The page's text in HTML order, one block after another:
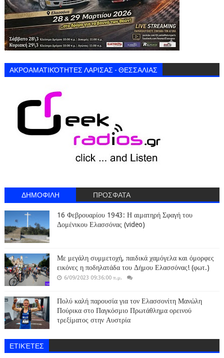
ΑΚΡΟΑΜΑΤΙΚΌΤΗΤΕΣ ΛΑΡΙΣΑΣ - ΘΕΣΣΑΛΙΑΣ
ΔΗΜΟΦΙΛΗ ΠΡΟΣΦΑΤΑ
16 Φεβρουαρίου 1943: Η αιματηρή Σφαγή του
Δομένικου Ελασσόνας (video)
Με μεγάλη συμμετοχή, παιδικά χαμόγελα και όμορφες
εικόνες η ποδηλατάδα του Δήμου Ελασσόνας! (φωτ.)
6/09/2023 09:36:00 π.μ.
Πολύ καλή παρουσία για τον Ελασσονίτη Μανώλη
Πούρικα στο Παγκόσμιο Πρωτάθλημα ορεινού
τρεξίματος στην Αυστρία
ΕΤΙΚΈΤΕΣ